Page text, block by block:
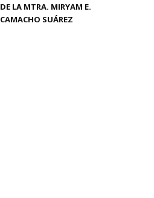
DE LA MTRA. MIRYAM E.
CAMACHO SUÁREZ